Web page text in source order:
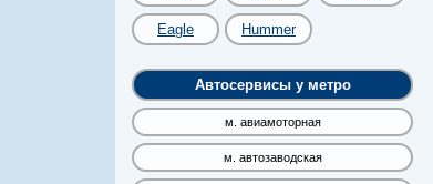
Eagle Hummer
Автосервисы у метро
м. авиамоторная
м. автозаводская